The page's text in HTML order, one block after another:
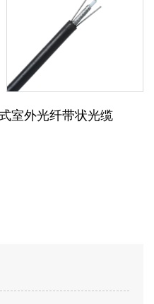
室外光纤带状光缆